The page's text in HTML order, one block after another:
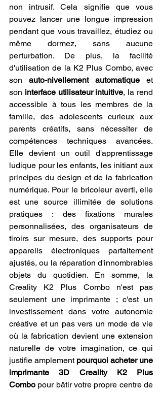
non intrusif. Cela signifie que vous
pouvez lancer une longue impression
pendant que vous travaillez, étudiez ou
même dormez, sans aucune
perturbation. De plus, la facilité
d'utilisation de la K2 Plus Combo, avec
son auto-nivellement automatique et
son interface utilisateur intuitive, la rend
accessible à tous les membres de la
famille, des adolescents curieux aux
parents créatifs, sans nécessiter de
compétences techniques avancées.
Elle devient un outil d'apprentissage
ludique pour les enfants, les initiant aux
principes du design et de la fabrication
numérique. Pour le bricoleur averti, elle
est une source illimitée de solutions
pratiques : des fixations murales
personnalisées, des organisateurs de
tiroirs sur mesure, des supports pour
appareils électroniques parfaitement
ajustés, ou la réparation d'innombrables
objets du quotidien. En somme, la
Creality K2 Plus Combo n'est pas
seulement une imprimante ; c'est un
investissement dans votre autonomie
créative et un pas vers un mode de vie
où la fabrication devient une extension
naturelle de votre imagination, ce qui
justifie amplement pourquoi acheter une
imprimante 3D Creality K2 Plus
Combo pour bâtir votre propre centre de